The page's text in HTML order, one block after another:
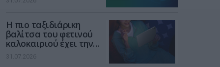
χώρο της άμυνας
Η πιο ταξιδιάρικη
βαλίτσα του φετινού
καλοκαιριού έχει την
υπογραφή της Xiaomi
31.07.2026